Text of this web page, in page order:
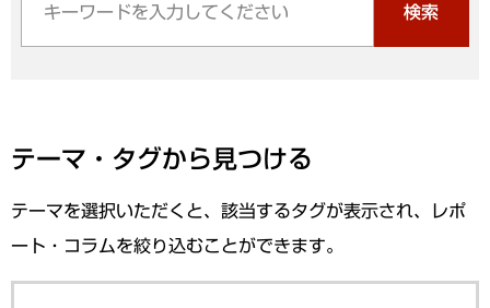
検索
テーマ・タグから見つける
テーマを選択いただくと、該当するタグが表示され、レポ
ート・コラムを絞り込むことができます。